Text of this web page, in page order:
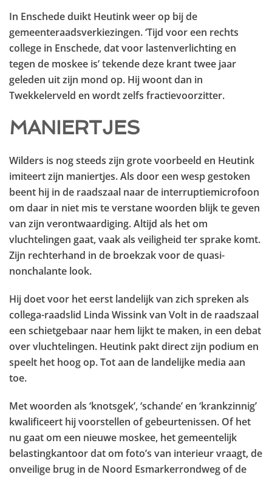
In Enschede duikt Heutink weer op bij de
gemeenteraadsverkiezingen. ‘Tijd voor een rechts
college in Enschede, dat voor lastenverlichting en
tegen de moskee is’ tekende deze krant twee jaar
geleden uit zijn mond op. Hij woont dan in
Twekkelerveld en wordt zelfs fractievoorzitter.
MANIERTJES
Wilders is nog steeds zijn grote voorbeeld en Heutink
imiteert zijn maniertjes. Als door een wesp gestoken
beent hij in de raadszaal naar de interruptiemicrofoon
om daar in niet mis te verstane woorden blijk te geven
van zijn verontwaardiging. Altijd als het om
vluchtelingen gaat, vaak als veiligheid ter sprake komt.
Zijn rechterhand in de broekzak voor de quasi-
nonchalante look.
Hij doet voor het eerst landelijk van zich spreken als
collega-raadslid Linda Wissink van Volt in de raadszaal
een schietgebaar naar hem lijkt te maken, in een debat
over vluchtelingen. Heutink pakt direct zijn podium en
speelt het hoog op. Tot aan de landelijke media aan
toe.
Met woorden als ‘knotsgek’, ‘schande’ en ‘krankzinnig’
kwalificeert hij voorstellen of gebeurtenissen. Of het
nu gaat om een nieuwe moskee, het gemeentelijk
belastingkantoor dat om foto’s van interieur vraagt, de
onveilige brug in de Noord Esmarkerrondweg of de